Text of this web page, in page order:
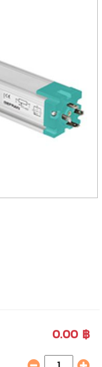
0.00 ฿